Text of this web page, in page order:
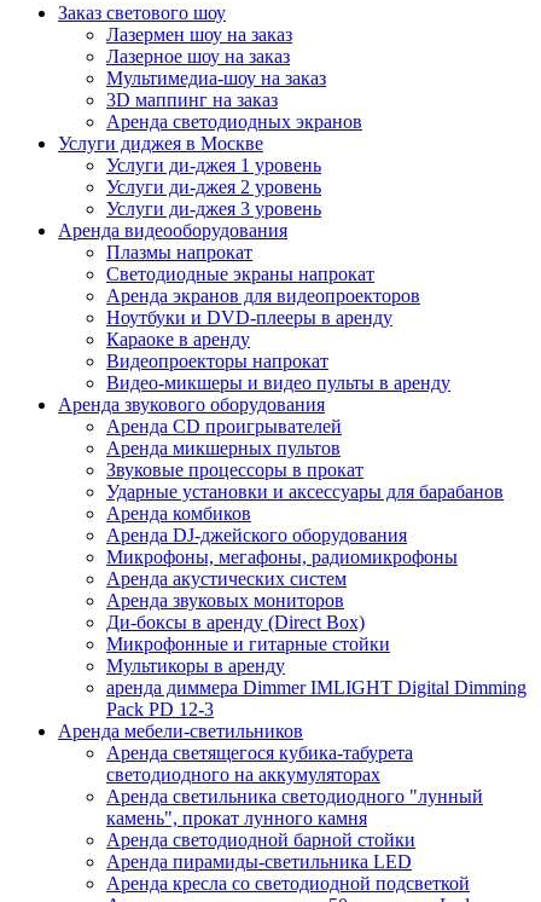
Заказ светового шоу
Лазермен шоу на заказ
Лазерное шоу на заказ
Мультимедиа-шоу на заказ
3D маппинг на заказ
Аренда светодиодных экранов
Услуги диджея в Москве
Услуги ди-джея 1 уровень
Услуги ди-джея 2 уровень
Услуги ди-джея 3 уровень
Аренда видеооборудования
Плазмы напрокат
Светодиодные экраны напрокат
Аренда экранов для видеопроекторов
Ноутбуки и DVD-плееры в аренду
Караоке в аренду
Видеопроекторы напрокат
Видео-микшеры и видео пульты в аренду
Аренда звукового оборудования
Аренда CD проигрывателей
Аренда микшерных пультов
Звуковые процессоры в прокат
Ударные установки и аксессуары для барабанов
Аренда комбиков
Аренда DJ-джейского оборудования
Микрофоны, мегафоны, радиомикрофоны
Аренда акустических систем
Аренда звуковых мониторов
Ди-боксы в аренду (Direct Box)
Микрофонные и гитарные стойки
Мультикоры в аренду
аренда диммера Dimmer IMLIGHT Digital Dimming
Pack PD 12-3
Аренда мебели-светильников
Аренда светящегося кубика-табурета
светодиодного на аккумуляторах
Аренда светильника светодиодного "лунный
камень", прокат лунного камня
Аренда светодиодной барной стойки
Аренда пирамиды-светильника LED
Аренда кресла со светодиодной подсветкой